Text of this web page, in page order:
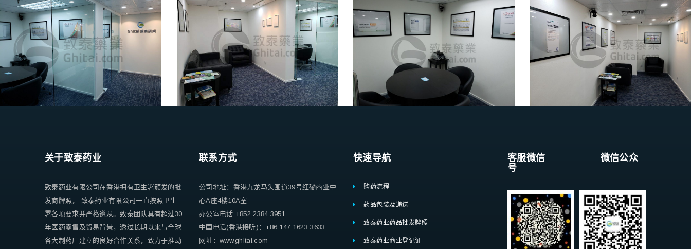
关于致泰药业
致泰药业有限公司在香港拥有卫生署颁发的批
发商牌照， 致泰药业有限公司一直按照卫生
署各项要求并严格遵从。致泰团队具有超过30
年医药零售及贸易背景，透过长期以来与全球
各大制药厂建立的良好合作关系，致力于推动
联系方式
公司地址：香港九龙马头围道39号红磡商业中
心A座4楼10A室
办公室电话 +852 2384 3951
中国电话(香港接听)：+86 147 1623 3633
网址：www.ghitai.com
快速导航
购药流程
药品包装及递送
致泰药业药品批发牌照
致泰药业商业登记证
客服微信 微信公众
号